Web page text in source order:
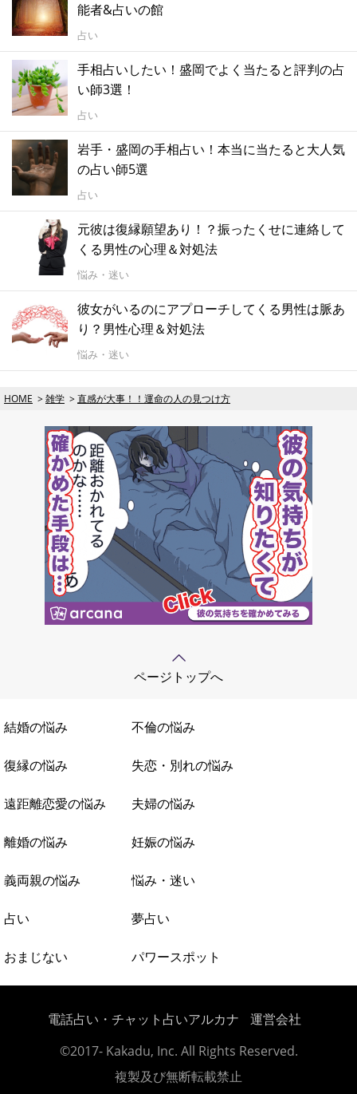
能者&占いの館
占い
手相占いしたい！盛岡でよく当たると評判の占
い師3選！
占い
岩手・盛岡の手相占い！本当に当たると大人気
の占い師5選
占い
元彼は復縁願望あり！？振ったくせに連絡して
くる男性の心理＆対処法
悩み・迷い
彼女がいるのにアプローチしてくる男性は脈あ
り？男性心理＆対処法
悩み・迷い
HOME 雑学 直感が大事！！運命の人の見つけ方
ページトップへ
結婚の悩み 不倫の悩み
復縁の悩み 失恋・別れの悩み
遠距離恋愛の悩み 夫婦の悩み
離婚の悩み 妊娠の悩み
義両親の悩み 悩み・迷い
占い 夢占い
おまじない パワースポット
電話占い・チャット占いアルカナ
運営会社
©2017- Kakadu, Inc. All Rights Reserved.
複製及び無断転載禁止